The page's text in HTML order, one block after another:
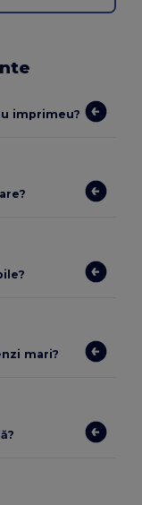
imprimeu?
mari?